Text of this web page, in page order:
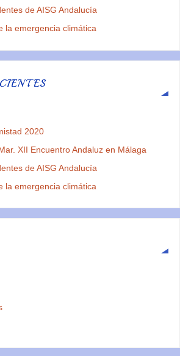
de AISG Andalucía
la emergencia climática
2020
XII Encuentro Andaluz en Málaga
de AISG Andalucía
la emergencia climática